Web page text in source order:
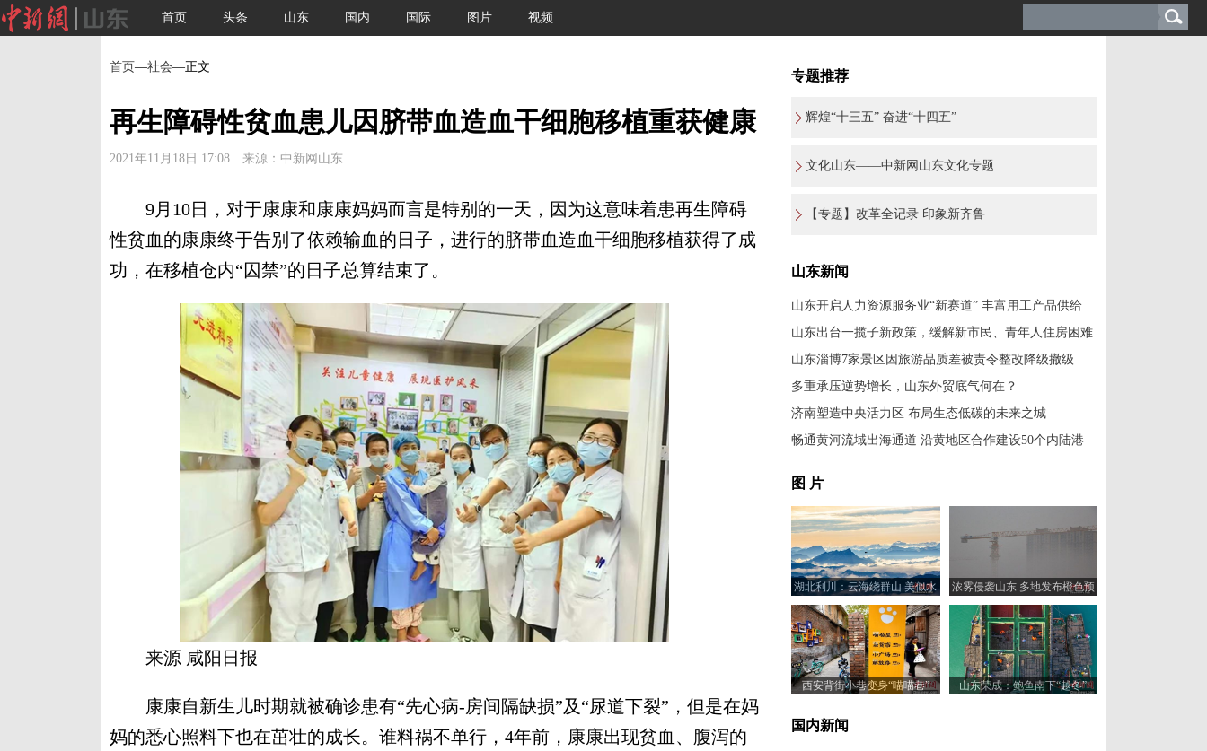
首页 头条 山东 国内 国际 图片 视频
首页—社会—正文
再生障碍性贫血患儿因脐带血造血干细胞移植重获健康
2021年11月18日 17:08 来源：中新网山东
9月10日，对于康康和康康妈妈而言是特别的一天，因为这意味着患再生障碍
性贫血的康康终于告别了依赖输血的日子，进行的脐带血造血干细胞移植获得了成
功，在移植仓内“囚禁”的日子总算结束了。
来源 咸阳日报
康康自新生儿时期就被确诊患有“先心病-房间隔缺损”及“尿道下裂”，但是在妈
妈的悉心照料下也在茁壮的成长。谁料祸不单行，4年前，康康出现贫血、腹泻的
专题推荐
辉煌“十三五” 奋进“十四五”
文化山东——中新网山东文化专题
【专题】改革全记录 印象新齐鲁
山东新闻
山东开启人力资源服务业“新赛道” 丰富用工产品供给
山东出台一揽子新政策，缓解新市民、青年人住房困难
山东淄博7家景区因旅游品质差被责令整改降级撤级
多重承压逆势增长，山东外贸底气何在？
济南塑造中央活力区 布局生态低碳的未来之城
畅通黄河流域出海通道 沿黄地区合作建设50个内陆港
图 片
湖北利川：云海绕群山 美似水
墨画
浓雾侵袭山东 多地发布橙色预
警
西安背街小巷变身“喵喵巷” 山东荣成：鲍鱼南下“越冬”
国内新闻